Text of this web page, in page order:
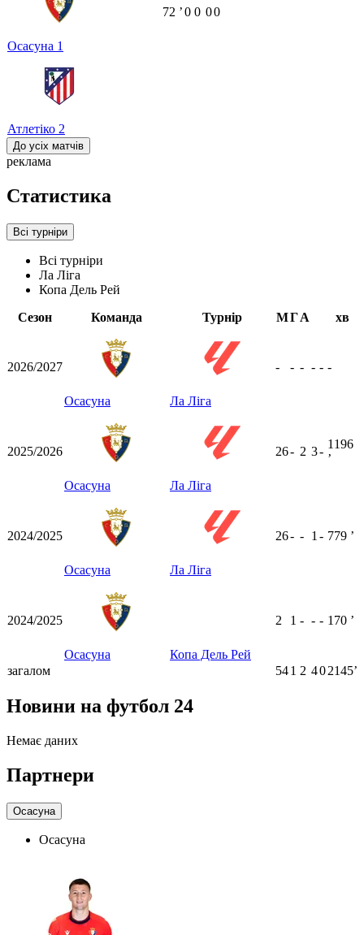
Осасуна 1
Атлетіко 2
72 ʼ0 0 00
До усіх матчів
реклама
Статистика
Всі турніри
Всі турніри
Ла Ліга
Копа Дель Рей
Сезон
Команда Турнір МГА хв
2026/2027
Осасуна Ла Ліга
- - - - - -
2025/2026
Осасуна Ла Ліга
26- 2 3-
1196
ʼ
2024/2025
Осасуна Ла Ліга
26- - 1 - 779 ʼ
2024/2025
Осасуна Копа Дель Рей
2 1 - - - 170 ʼ
загалом 541 2 402145ʼ
Новини на футбол 24
Немає даних
Партнери
Осасуна
Осасуна